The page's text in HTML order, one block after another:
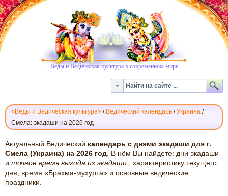
Веды и Ведическая культура в современном мире
«Веды и Ведическая культура» / Ведический календарь /Украина /
Смела: экадаши на 2026 год
ВЕДИЧЕСКИЙ
КАЛЕНДАРЬ
ЭКАДАШИ:
СМЕЛА,
2026
Актуальный Ведический календарь с днями экадаши для г.
Смела (Украина) на 2026 год . В нём Вы найдете: дни экадаши
и точное время выхода из экадаши
, характеристику текущего
дня, время «Брахма-мухурта» и основные ведические
праздники.